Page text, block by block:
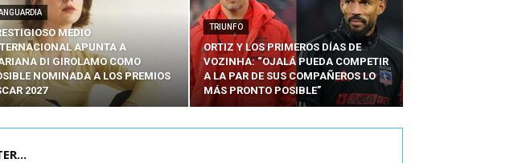
MEDIO
APUNTA A
DI GIROLAMO COMO
NOMINADA A LOS PREMIOS
2027
TRIUNFO
ORTIZ Y LOS PRIMEROS DÍAS DE
VOZINHA: “OJALÁ PUEDA COMPETIR
A LA PAR DE SUS COMPAÑEROS LO
MÁS PRONTO POSIBLE”